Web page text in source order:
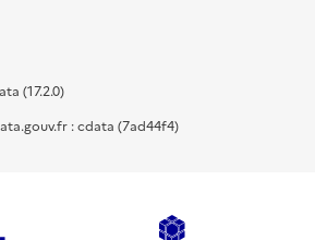
(17.2.0)
: cdata (7ad44f4)